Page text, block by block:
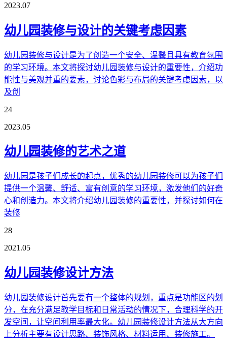
2023.07
幼儿园装修与设计的关键考虑因素
幼儿园装修与设计是为了创造一个安全、温馨且具有教育氛围
的学习环境。本文将探讨幼儿园装修与设计的重要性，介绍功
能性与美观并重的要素，讨论色彩与布局的关键考虑因素，以
及创
24
2023.05
幼儿园装修的艺术之道
幼儿园是孩子们成长的起点，优秀的幼儿园装修可以为孩子们
提供一个温馨、舒适、富有创意的学习环境，激发他们的好奇
心和创造力。本文将介绍幼儿园装修的重要性，并探讨如何在
装修
28
2021.05
幼儿园装修设计方法
幼儿园装修设计首先要有一个整体的规划，重点是功能区的划
分，在充分满足教学目标和日常活动的情况下，合理科学的开
发空间，让空间利用率最大化。幼儿园装修设计方法从大方向
上分析主要有设计思路、装饰风格、材料运用、装修施工。